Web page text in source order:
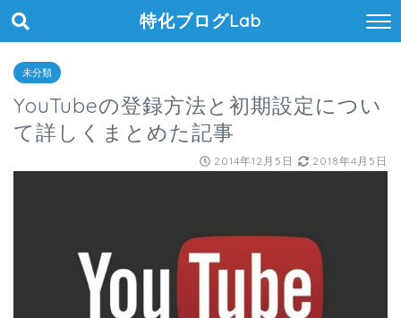
特化ブログLab
未分類
YouTubeの登録方法と初期設定につい
て詳しくまとめた記事
2014年12月5日 2018年4月5日